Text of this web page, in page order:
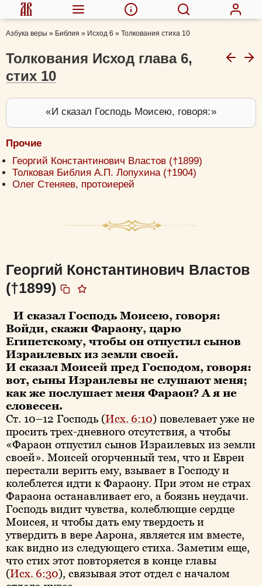
Азбука веры » Библия » Исход 6 » Толкования стиха 10
Толкования Исход глава 6,
стих 10
И сказал Господь Моисею, говоря:
Прочие
Георгий Константинович Властов (†1899)
Толковая Библия А.П. Лопухина (†1904)
Олег Стеняев, протоиерей
Георгий Константинович Властов
(†1899)
И сказал Господь Моисею, говоря:
Войди, скажи Фараону, царю
Египетскому, чтобы он отпустил сынов
Израилевых из земли своей.
И сказал Моисей пред Господом, говоря:
вот, сыны Израилевы не слушают меня;
как же послушает меня Фараон? А я не
словесен.
Ст. 10–12 Господь (Исх. 6:10) повелевает уже не
просить трех-дневного отсутствия, а чтобы
«Фараон отпустил сынов Израилевых из земли
своей». Моисей огорченный тем, что и Евреи
перестали верить ему, взывает в Господу и
колеблется идти к Фараону. При этом не страх
Фараона останавливает его, а боязнь неудачи.
Господь видит чувства, колеблющие сердце
Моисея, и чтобы дать ему твердость и
утвердить в вере Аарона, является им вместе,
как видно из следующего стиха. Заметим еще,
что стих этот повторяется в конце главы
(Исх. 6:30), связывая этот отдел с началом